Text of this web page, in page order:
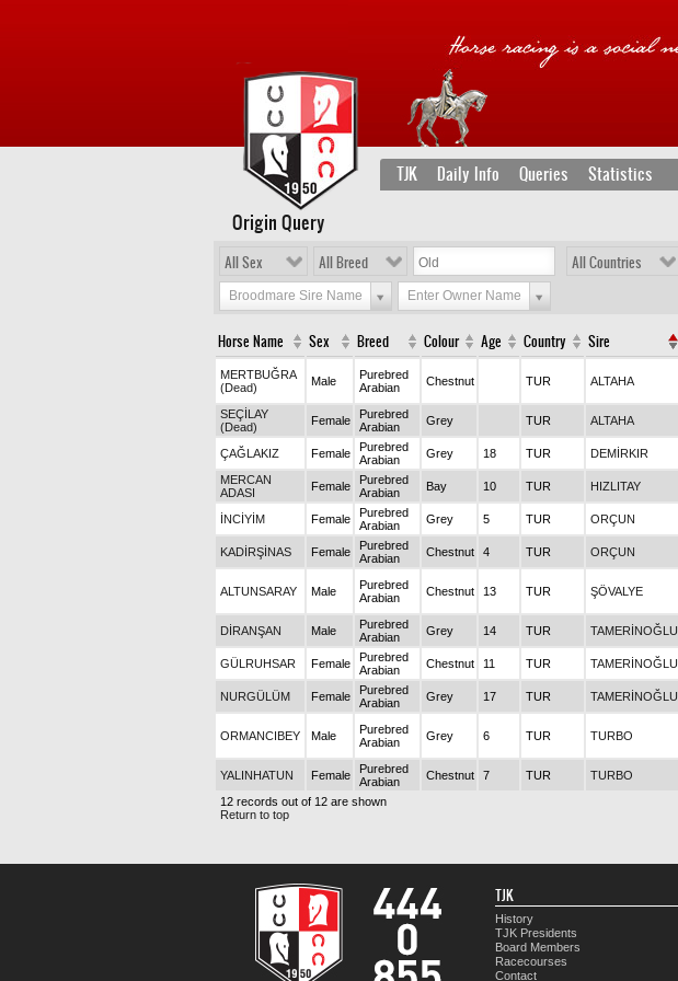
TJK Daily Info Queries Statistics
Origin Query
All Sex All Breed All Countries
Broodmare Sire Name Enter Owner Name
Horse Name Sex Breed Colour Age Country Sire
MERTBUĞRA
(Dead)
Male
Purebred
Arabian
Chestnut TUR ALTAHA
SEÇİLAY
(Dead)
Female
Purebred
Arabian
Grey TUR ALTAHA
ÇAĞLAKIZ Female
Purebred
Arabian
Grey 18 TUR DEMİRKIR
MERCAN
ADASI
Female
Purebred
Arabian
Bay 10 TUR HIZLITAY
İNCİYİM
Female
Purebred
Arabian
Grey 5 TUR ORÇUN
KADİRŞİNAS Female
Purebred
Arabian
Chestnut 4 TUR ORÇUN
ALTUNSARAY Male
Purebred
Arabian
Chestnut 13 TUR ŞÖVALYE
DİRANŞAN Male
Purebred
Arabian
Grey 14 TUR TAMERİNOĞLU
GÜLRUHSAR Female
Purebred
Arabian
Chestnut 11 TUR TAMERİNOĞLU
NURGÜLÜM
Female
Purebred
Arabian
Grey 17 TUR TAMERİNOĞLU
ORMANCIBEY Male
Purebred
Arabian
Grey 6 TUR TURBO
YALINHATUN Female
Purebred
Arabian
Chestnut 7 TUR TURBO
12 records out of 12 are shown
Return to top
TJK
History
TJK Presidents
Board Members
Racecourses
Contact